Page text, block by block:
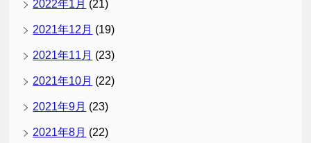
2022年1月 (21)
2021年12月 (19)
2021年11月 (23)
2021年10月 (22)
2021年9月 (23)
2021年8月 (22)